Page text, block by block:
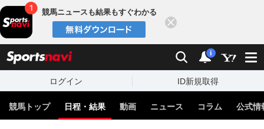
競馬ニュースも結果もすぐわかる
検索 通知
i
ログイン ID新規取得
競馬トップ 日程・結果 動画 ニュース コラム 公式情